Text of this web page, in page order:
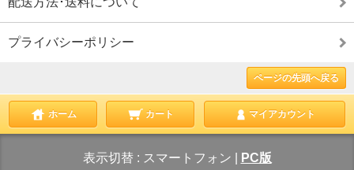
プライバシーポリシー
ページの先頭へ戻る
ホーム カート マイアカウント
表示切替 : スマートフォン PC版